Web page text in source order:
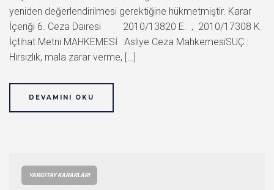
yeniden değerlendirilmesi gerektiğine hükmetmiştir. Karar
İçeriği 6. Ceza Dairesi 2010/13820 E. , 2010/17308 K.
İçtihat Metni MAHKEMESİ :Asliye Ceza MahkemesiSUÇ :
Hırsızlık, mala zarar verme, […]
DEVAMINI OKU
YARGITAY KARARLARI